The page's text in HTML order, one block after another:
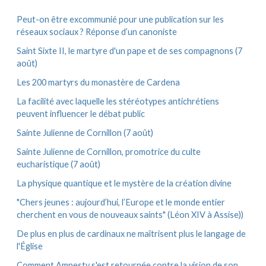
e
s
Peut-on être excommunié pour une publication sur les
réseaux sociaux ? Réponse d’un canoniste
Saint Sixte II, le martyre d'un pape et de ses compagnons (7
août)
Les 200 martyrs du monastère de Cardena
La facilité avec laquelle les stéréotypes antichrétiens
peuvent influencer le débat public
Sainte Julienne de Cornillon (7 août)
Sainte Julienne de Cornillon, promotrice du culte
eucharistique (7 août)
La physique quantique et le mystère de la création divine
"Chers jeunes : aujourd’hui, l’Europe et le monde entier
cherchent en vous de nouveaux saints" (Léon XIV à Assise))
De plus en plus de cardinaux ne maîtrisent plus le langage de
l'Église